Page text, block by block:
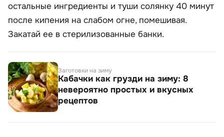
остальные ингредиенты и туши солянку 40 минут
после кипения на слабом огне, помешивая.
Закатай ее в стерилизованные банки.
Заготовки на зиму
Кабачки как грузди на зиму: 8
невероятно простых и вкусных
рецептов